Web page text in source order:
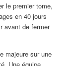
le premier tome,
en 40 jours
avant de fermer
majeure sur une